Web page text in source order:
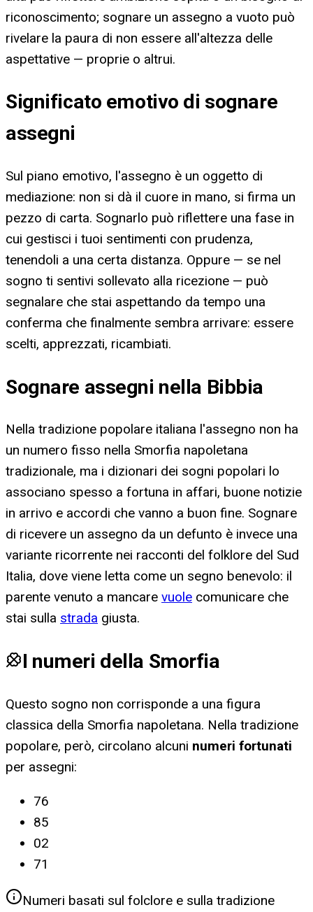
riconoscimento; sognare un assegno a vuoto può
rivelare la paura di non essere all'altezza delle
aspettative — proprie o altrui.
Significato emotivo di sognare
assegni
Sul piano emotivo, l'assegno è un oggetto di
mediazione: non si dà il cuore in mano, si firma un
pezzo di carta. Sognarlo può riflettere una fase in
cui gestisci i tuoi sentimenti con prudenza,
tenendoli a una certa distanza. Oppure — se nel
sogno ti sentivi sollevato alla ricezione — può
segnalare che stai aspettando da tempo una
conferma che finalmente sembra arrivare: essere
scelti, apprezzati, ricambiati.
Sognare assegni nella Bibbia
Nella tradizione popolare italiana l'assegno non ha
un numero fisso nella Smorfia napoletana
tradizionale, ma i dizionari dei sogni popolari lo
associano spesso a fortuna in affari, buone notizie
in arrivo e accordi che vanno a buon fine. Sognare
di ricevere un assegno da un defunto è invece una
variante ricorrente nei racconti del folklore del Sud
Italia, dove viene letta come un segno benevolo: il
parente venuto a mancare vuole comunicare che
stai sulla strada giusta.
I numeri della Smorfia
Questo sogno non corrisponde a una figura
classica della Smorfia napoletana. Nella tradizione
popolare, però, circolano alcuni numeri fortunati
per assegni:
76
85
02
71
Numeri basati sul folclore e sulla tradizione